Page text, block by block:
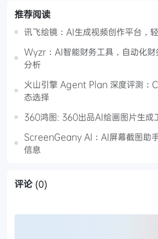
推荐阅读
讯飞绘镜：AI生成视频创作平台，
Wyzr：AI智能财务工具，自动化
分析
火山引擎 Agent Plan 深度评测：
态选择
360鸿图: 360出品AI绘画图片生成
ScreenGeany AI：AI屏幕截图助
信息
评论 (0)